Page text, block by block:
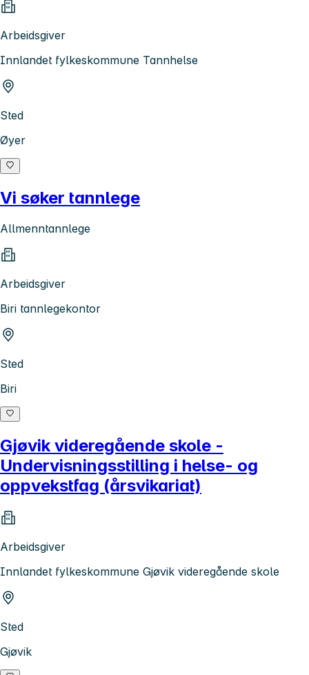
Arbeidsgiver
Innlandet fylkeskommune Tannhelse
Sted
Øyer
Vi søker tannlege
Allmenntannlege
Arbeidsgiver
Biri tannlegekontor
Sted
Biri
Gjøvik videregående skole -
Undervisningsstilling i helse- og
oppvekstfag (årsvikariat)
Arbeidsgiver
Innlandet fylkeskommune Gjøvik videregående skole
Sted
Gjøvik